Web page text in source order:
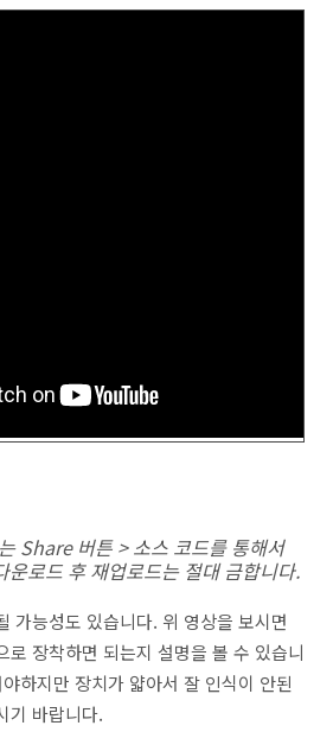
Share 버튼 > 소스 코드를 통해서
운로드 후 재업로드는 절대 금합니다.
가능성도 있습니다. 위 영상을 보시면
로 장착하면 되는지 설명을 볼 수 있습니
하지만 장치가 얇아서 잘 인식이 안된
기 바랍니다.